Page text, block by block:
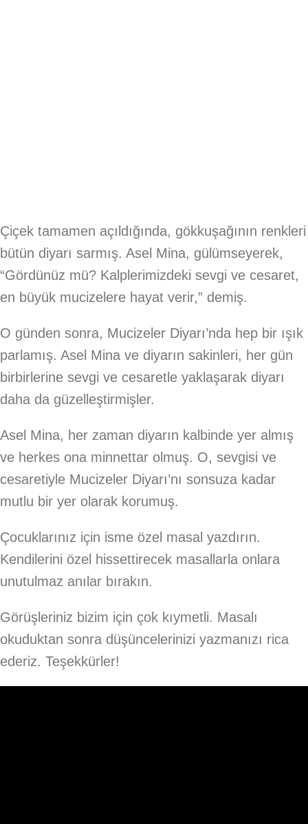
Çiçek tamamen açıldığında, gökkuşağının renkleri
bütün diyarı sarmış. Asel Mina, gülümseyerek,
“Gördünüz mü? Kalplerimizdeki sevgi ve cesaret,
en büyük mucizelere hayat verir,” demiş.
O günden sonra, Mucizeler Diyarı’nda hep bir ışık
parlamış. Asel Mina ve diyarın sakinleri, her gün
birbirlerine sevgi ve cesaretle yaklaşarak diyarı
daha da güzelleştirmişler.
Asel Mina, her zaman diyarın kalbinde yer almış
ve herkes ona minnettar olmuş. O, sevgisi ve
cesaretiyle Mucizeler Diyarı’nı sonsuza kadar
mutlu bir yer olarak korumuş.
Çocuklarınız için isme özel masal yazdırın.
Kendilerini özel hissettirecek masallarla onlara
unutulmaz anılar bırakın.
Görüşleriniz bizim için çok kıymetli. Masalı
okuduktan sonra düşüncelerinizi yazmanızı rica
ederiz. Teşekkürler!